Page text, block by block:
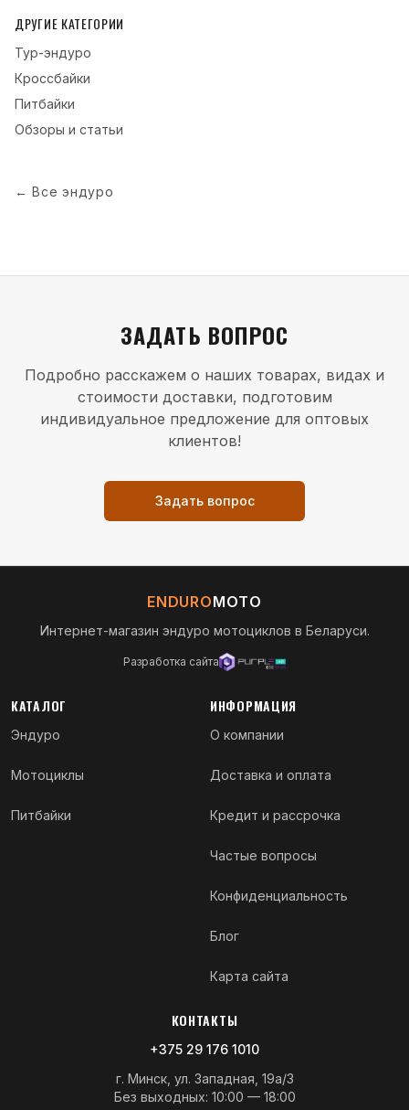
ДРУГИЕ КАТЕГОРИИ
Тур-эндуро
Кроссбайки
Питбайки
Обзоры и статьи
←Все эндуро
ЗАДАТЬ ВОПРОС
Подробно расскажем о наших товарах, видах и
стоимости доставки, подготовим
индивидуальное предложение для оптовых
клиентов!
Задать вопрос
ENDUROMOTO
Интернет-магазин эндуро мотоциклов в Беларуси.
Разработка сайта
КАТАЛОГ
Эндуро
Мотоциклы
Питбайки
ИНФОРМАЦИЯ
О компании
Доставка и оплата
Кредит и рассрочка
Частые вопросы
Конфиденциальность
Блог
Карта сайта
КОНТАКТЫ
+375 29 176 1010
г. Минск, ул. Западная, 19а/3
Без выходных: 10:00 — 18:00